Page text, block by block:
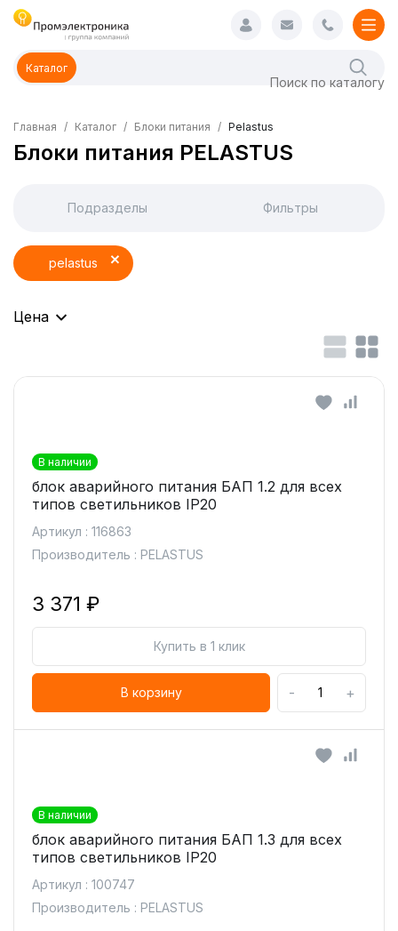
Каталог
Главная Каталог Блоки питания Pelastus
Блоки питания PELASTUS
Подразделы Фильтры
pelastus
Цена
В наличии
блок аварийного питания БАП 1.2 для всех
типов светильников IP20
Артикул : 116863
Производитель : PELASTUS
3 371 ₽
Купить в 1 клик
В корзину - +
В наличии
блок аварийного питания БАП 1.3 для всех
типов светильников IP20
Артикул : 100747
Производитель : PELASTUS